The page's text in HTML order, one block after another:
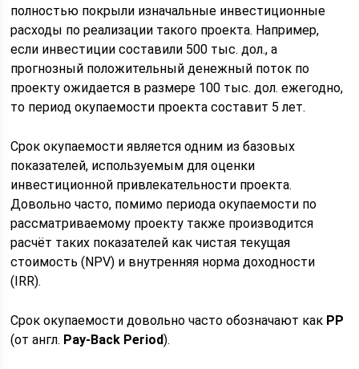
полностью покрыли изначальные инвестиционные
расходы по реализации такого проекта. Например,
если инвестиции составили 500 тыс. дол., а
прогнозный положительный денежный поток по
проекту ожидается в размере 100 тыс. дол. ежегодно,
то период окупаемости проекта составит 5 лет.
Срок окупаемости является одним из базовых
показателей, используемым для оценки
инвестиционной привлекательности проекта.
Довольно часто, помимо периода окупаемости по
рассматриваемому проекту также производится
расчёт таких показателей как чистая текущая
стоимость (NPV) и внутренняя норма доходности
(IRR).
Срок окупаемости довольно часто обозначают как PP
(от англ. Pay-Back Period).